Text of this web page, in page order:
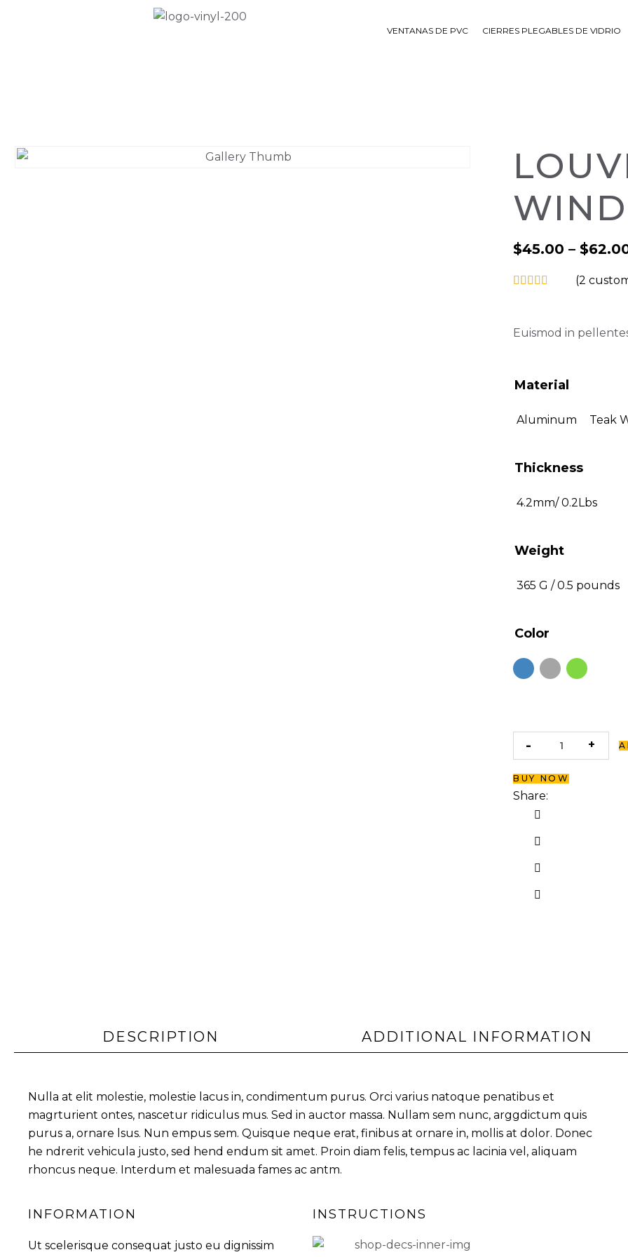
VENTANAS DE PVC CIERRES PLEGABLES DE VIDRIO
$45.00 – $
(2
Euismod in
Material
Aluminum Teak
Thickness
4.2mm/ 0.2Lbs
Weight
365 G / 0.5 pounds
Color
BUY NOW
Share:
DESCRIPTION ADDITIONAL INFORMATION
Nulla at elit molestie, molestie lacus in, condimentum purus. Orci varius natoque penatibus et
magrturient ontes, nascetur ridiculus mus. Sed in auctor massa. Nullam sem nunc, arggdictum quis
purus a, ornare lsus. Nun empus sem. Quisque neque erat, finibus at ornare in, mollis at dolor. Donec
he ndrerit vehicula justo, sed hend endum sit amet. Proin diam felis, tempus ac lacinia vel, aliquam
rhoncus neque. Interdum et malesuada fames ac antm.
INFORMATION
Ut scelerisque consequat justo eu dignissim
INSTRUCTIONS